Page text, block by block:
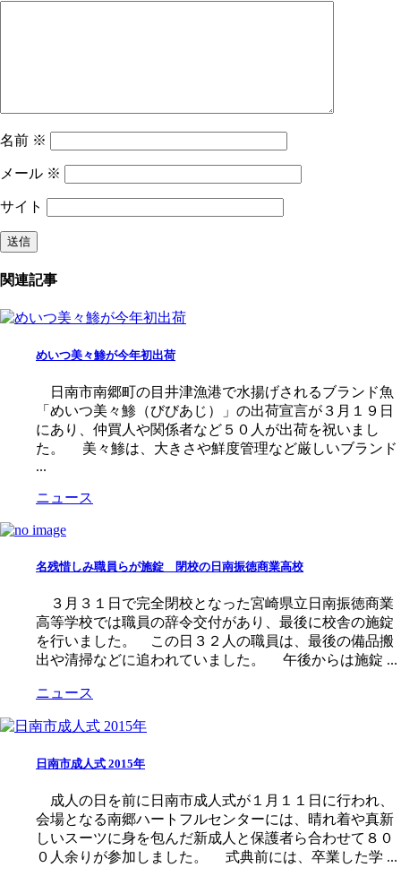
名前 ※
メール ※
サイト
関連記事
めいつ美々鯵が今年初出荷
日南市南郷町の目井津漁港で水揚げされるブランド魚
「めいつ美々鯵（びびあじ）」の出荷宣言が３月１９日
にあり、仲買人や関係者など５０人が出荷を祝いまし
た。 美々鯵は、大きさや鮮度管理など厳しいブランド
...
ニュース
名残惜しみ職員らが施錠 閉校の日南振徳商業高校
３月３１日で完全閉校となった宮崎県立日南振徳商業
高等学校では職員の辞令交付があり、最後に校舎の施錠
を行いました。 この日３２人の職員は、最後の備品搬
出や清掃などに追われていました。 午後からは施錠 ...
ニュース
日南市成人式 2015年
成人の日を前に日南市成人式が１月１１日に行われ、
会場となる南郷ハートフルセンターには、晴れ着や真新
しいスーツに身を包んだ新成人と保護者ら合わせて８０
０人余りが参加しました。 式典前には、卒業した学 ...